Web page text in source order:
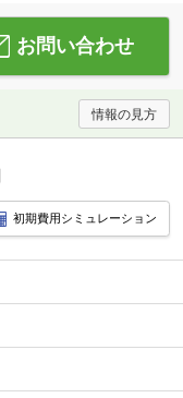
お問い合わせ
情報の見方
初期費用シミュレーション